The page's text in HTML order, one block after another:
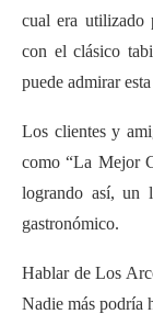
cual era utilizado
con el clásico
puede admirar
Los clientes y
como “La Mejor
logrando así, un
gastronómico.
Hablar de Los
Nadie más podría